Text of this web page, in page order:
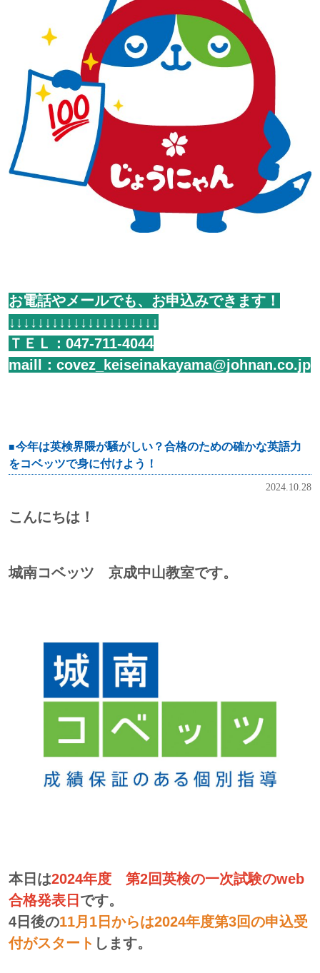
お電話やメールでも、お申込みできます！
↓↓↓↓↓↓↓↓↓↓↓↓↓↓↓↓↓↓↓↓↓
ＴＥＬ： 047-711-4044
maill：covez_keiseinakayama@johnan.co.jp
今年は英検界隈が騒がしい？合格のための確かな英語力
をコベッツで身に付けよう！
2024.10.28
こんにちは！
城南コベッツ 京成中山教室です。
本日は2024年度 第2回英検の一次試験のweb
合格発表日 です。
4日後の11月1日からは2024年度第3回の申込受
付がスタート します。